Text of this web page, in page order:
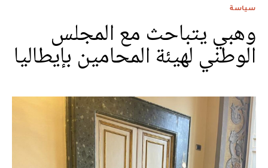
سياسة
وهبي يتباحث مع المجلس
الوطني لهيئة المحامين بإيطاليا